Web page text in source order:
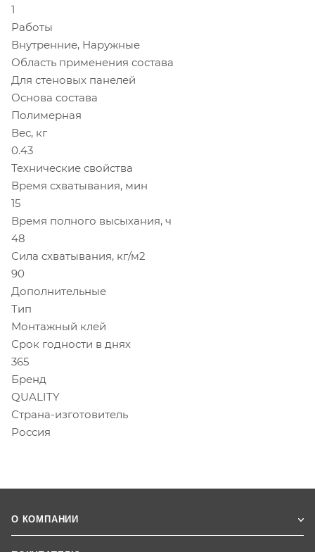
1
Работы
Внутренние, Наружные
Область применения состава
Для стеновых панелей
Основа состава
Полимерная
Вес, кг
0.43
Технические свойства
Время схватывания, мин
15
Время полного высыхания, ч
48
Сила схватывания, кг/м2
90
Дополнительные
Тип
Монтажный клей
Срок годности в днях
365
Бренд
QUALITY
Страна-изготовитель
Россия
О КОМПАНИИ